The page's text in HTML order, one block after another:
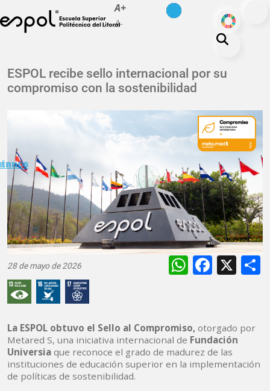
Pasar al contenido principal
A+
A-
ODS
La ESPOL
Educación
Nuestra Huella
Transparencia
ESPOL recibe sello internacional por su
compromiso con la sostenibilidad
28 de mayo de 2026 X
La ESPOL obtuvo el Sello al Compromiso, otorgado por
Metared S, una iniciativa internacional de Fundación
Universia que reconoce el grado de madurez de las
instituciones de educación superior en la implementación
de políticas de sostenibilidad.